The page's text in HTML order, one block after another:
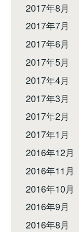
2017年8月
2017年7月
2017年6月
2017年5月
2017年4月
2017年3月
2017年2月
2017年1月
2016年12月
2016年11月
2016年10月
2016年9月
2016年8月